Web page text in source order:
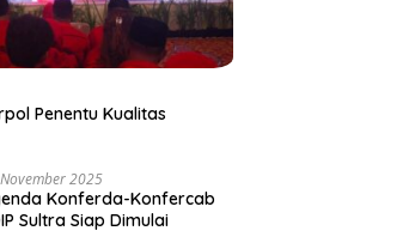
Penentu Kualitas
2025
Konferda-Konfercab
Sultra Siap Dimulai